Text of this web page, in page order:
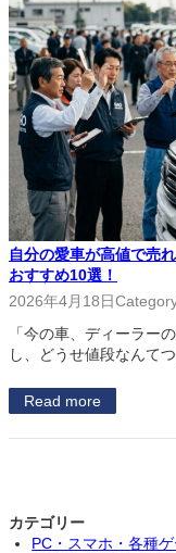
自分の愛車が高値で売
おすすめ10選！
2026年4月18日
「今の車、ディーラー
し、どうせ値段なんて
Read more
カテゴリー
PC・スマホ・各種